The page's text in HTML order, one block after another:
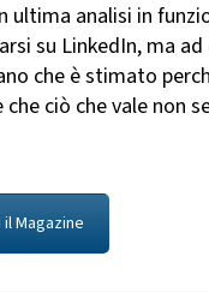
analisi in
su LinkedIn, ma
che è stimato
ciò che vale non
Magazine